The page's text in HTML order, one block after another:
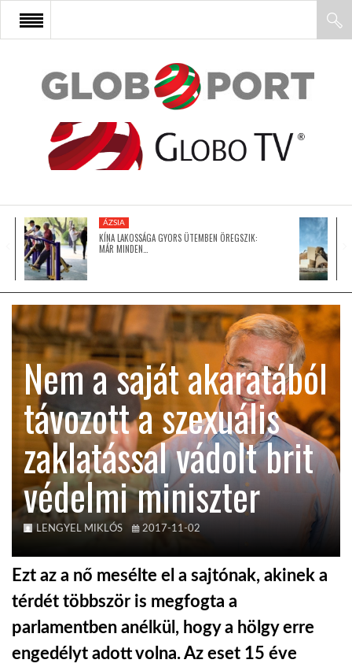
FŐOLDAL
AFRIKA
ÁZSIA
LATIN-AMERIKA
KÖZEL-KELET
AUSZTRÁLIA
A VILÁG ITTHON
ÁZSIA
KÍNA LAKOSSÁGA GYORS ÜTEMBEN ÖREGSZIK:
MÁR MINDEN…
Nem a saját akaratából
távozott a szexuális
zaklatással vádolt brit
védelmi miniszter
LENGYEL MIKLÓS 2017-11-02
Ezt az a nő mesélte el a sajtónak, akinek a
térdét többször is megfogta a
parlamentben anélkül, hogy a hölgy erre
engedélyt adott volna. Az eset 15 éve